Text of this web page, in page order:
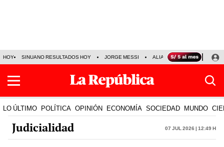
HOY SINUANO RESULTADOS HOY JORGE MESSI ALIANZA LIMA VS SPORT
LO ÚLTIMO POLÍTICA OPINIÓN ECONOMÍA SOCIEDAD MUNDO
Judicialidad 07 Jul 2026 | 12:49 h